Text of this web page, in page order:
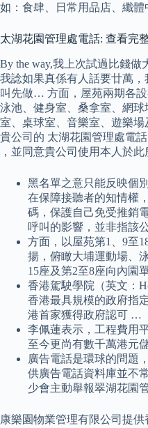
如：食肆、日常用品店、纖體
太湖花園管理處電話: 查看完
By the way,我上次試過比錢
我諗如果真係有人話要廿萬
叫先做… 方面，屋苑兩期各
泳池、健身室、桑拿室、網
室、桌球室、音樂室、遊樂
貴公司的 太湖花園管理處電
，並同意貴公司使用本人於
黑名單之意只能反映個
在保障接聽者的知情權
碼，保護自己免受推銷
呼叫的影響，並非指該
方面，以屋苑第1、9至
揚，俯瞰大埔運動場、
15座及第2至8座向內園
香港駕駛學院（英文：
香港最具規模的政府指
港首家獲得政府認可 …
李佩蓮表示，工程費用
至今更尚有數千萬港元儲
廣告電話是環球的問題
供廣告電話資料庫並不
少會主動舉報翠湖花園
康樂園物業管理有限公司提